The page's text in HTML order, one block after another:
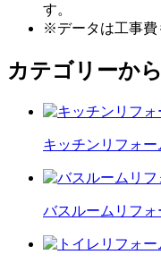
す。
※データは工事費
カテゴリーか
キッチン リフォー
バスルーム リフォ